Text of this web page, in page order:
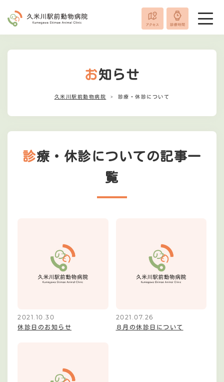
お知らせ
久米川駅前動物病院 診療・休診について
診療・休診についての記事一
覧
2021.10.30
休診日のお知らせ
2021.07.26
８月の休診日について